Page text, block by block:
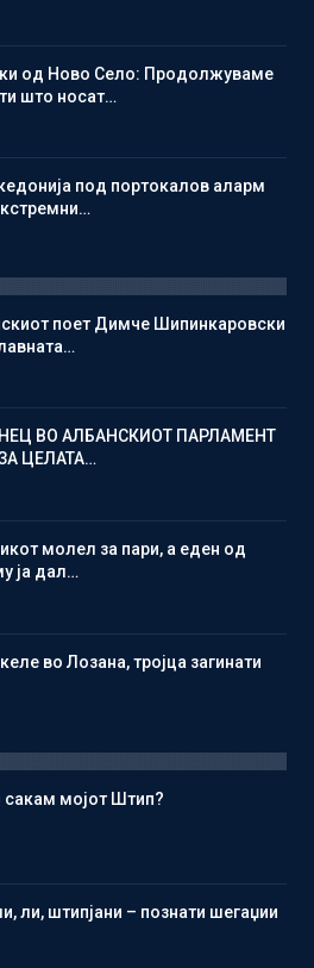
од Ново Село: Продолжуваме
што носат…
под портокалов аларм
поет Димче Шипинкаровски
ВО АЛБАНСКИОТ ПАРЛАМЕНТ
ЦЕЛАТА…
молел за пари, а еден од
ја дал…
во Лозана, тројца загинати
сакам мојот Штип?
ли, штипјани – познати шегаџии